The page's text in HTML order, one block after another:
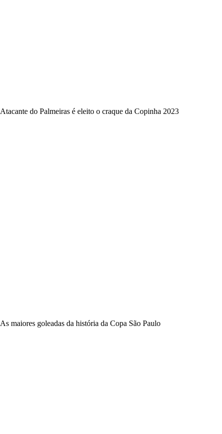
Atacante do Palmeiras é eleito o craque da Copinha 2023
As maiores goleadas da história da Copa São Paulo